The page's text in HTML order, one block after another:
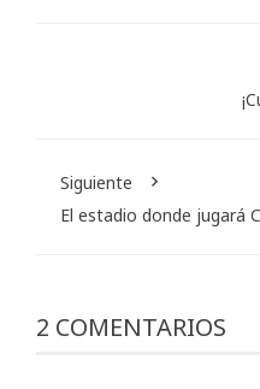
Siguiente
El estadio donde jugará
2 COMENTARIOS